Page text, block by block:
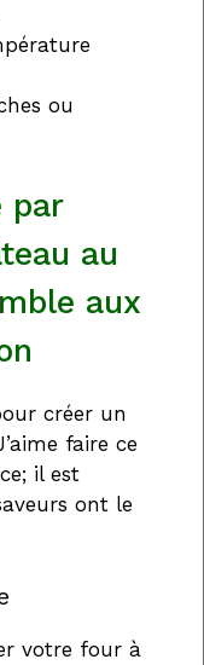
ou
par
au
aux
créer un
faire ce
il est
ont le
votre four à